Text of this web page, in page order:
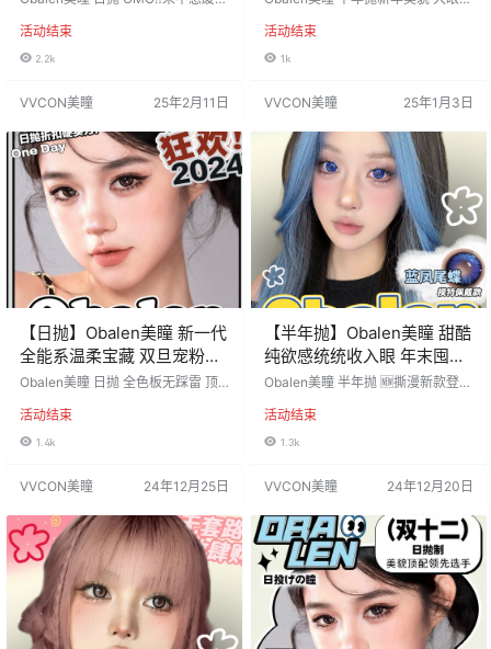
贵妇舒适度 超全爆款の不容错过 上
头又不费钱的羊毛🐏等啥呢 快Call
送润眼液） 活动时间：2025年2月1
活动结束
2.2k
VVCON美瞳 25年2月11日
mm 一整版复购率爆高各风格全接盘
抢购趁现在🛒别让美再等一年‼ 多重
伴侣盒 活动时间：2025年1月3日-
==== 发货地区：安徽宿州 佩戴
周…
活动结束
1k
VVCON美瞳 25年1月3日
【日抛】Obalen美瞳 新一代
全能系温柔宝藏 双旦宠粉福
利
Obalen美瞳 日抛 全色板无踩雷 顶
盒10p多囤多划算‼ 懂货的集美已经
火速囤货啦 活动价：58/1盒，88/2
25日-结束 ========⭐发货详情⭐
戴周期：日抛（1盒10片装） 默认
快…
活动结束
1.4k
VVCON美瞳 24年12月25日
【半年抛】Obalen美瞳 甜酷
纯欲感统统收入眼 年末囤货
冲刺
Obalen美瞳 半年抛 🆕撕漫新款登场
一降到底 多重风格全覆盖#超值套餐
码住 这波不囤真的亏大发了啊～ 活
======⭐发货详情⭐======== 发
半年抛 默认快递：中通邮政 …
活动结束
1.3k
VVCON美瞳 24年12月20日